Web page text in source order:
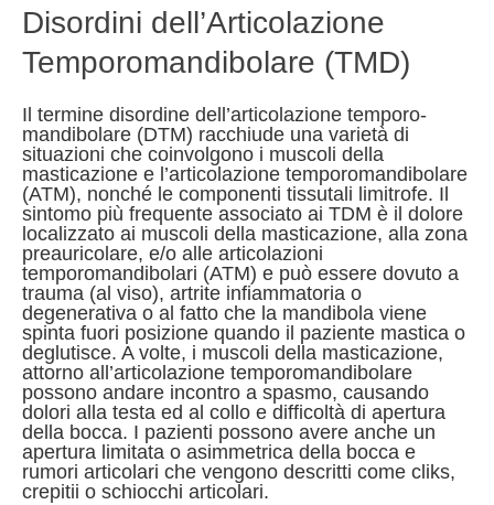
Disordini dell’Articolazione
Temporomandibolare (TMD)
Il termine disordine dell’articolazione temporo-
mandibolare (DTM) racchiude una varietà di
situazioni che coinvolgono i muscoli della
masticazione e l’articolazione temporomandibolare
(ATM), nonché le componenti tissutali limitrofe. Il
sintomo più frequente associato ai TDM è il dolore
localizzato ai muscoli della masticazione, alla zona
preauricolare, e/o alle articolazioni
temporomandibolari (ATM) e può essere dovuto a
trauma (al viso), artrite infiammatoria o
degenerativa o al fatto che la mandibola viene
spinta fuori posizione quando il paziente mastica o
deglutisce. A volte, i muscoli della masticazione,
attorno all’articolazione temporomandibolare
possono andare incontro a spasmo, causando
dolori alla testa ed al collo e difficoltà di apertura
della bocca. I pazienti possono avere anche un
apertura limitata o asimmetrica della bocca e
rumori articolari che vengono descritti come cliks,
crepitii o schiocchi articolari.